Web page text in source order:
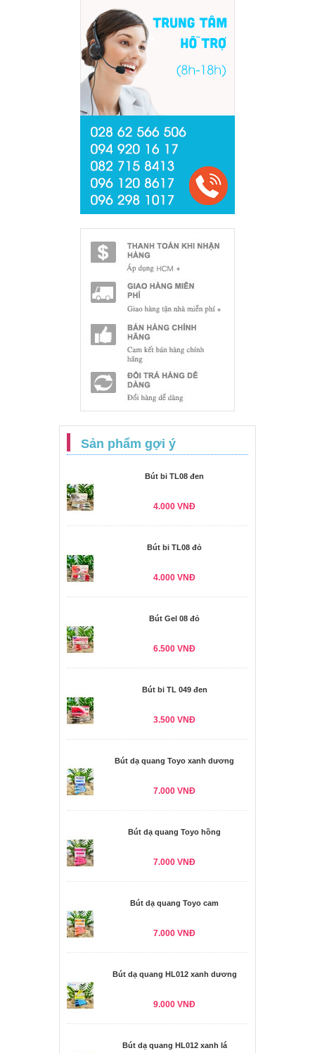
Sản phẩm gợi ý
Bút bi TL08 đen
4.000 VNĐ
Bút bi TL08 đỏ
4.000 VNĐ
Bút Gel 08 đỏ
6.500 VNĐ
Bút bi TL 049 đen
3.500 VNĐ
Bút dạ quang Toyo xanh dương
7.000 VNĐ
Bút dạ quang Toyo hồng
7.000 VNĐ
Bút dạ quang Toyo cam
7.000 VNĐ
Bút dạ quang HL012 xanh dương
9.000 VNĐ
Bút dạ quang HL012 xanh lá